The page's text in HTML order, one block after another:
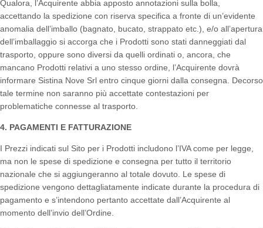
Qualora, l’Acquirente abbia apposto annotazioni sulla bolla,
accettando la spedizione con riserva specifica a fronte di un’evidente
anomalia dell’imballo (bagnato, bucato, strappato etc.), e/o all’apertura
dell’imballaggio si accorga che i Prodotti sono stati danneggiati dal
trasporto, oppure sono diversi da quelli ordinati o, ancora, che
mancano Prodotti relativi a uno stesso ordine, l’Acquirente dovrà
informare Sistina Nove Srl entro cinque giorni dalla consegna. Decorso
tale termine non saranno più accettate contestazioni per
problematiche connesse al trasporto.
4. PAGAMENTI E FATTURAZIONE
I Prezzi indicati sul Sito per i Prodotti includono l’IVA come per legge,
ma non le spese di spedizione e consegna per tutto il territorio
nazionale che si aggiungeranno al totale dovuto. Le spese di
spedizione vengono dettagliatamente indicate durante la procedura di
pagamento e s’intendono pertanto accettate dall’Acquirente al
momento dell’invio dell’Ordine.